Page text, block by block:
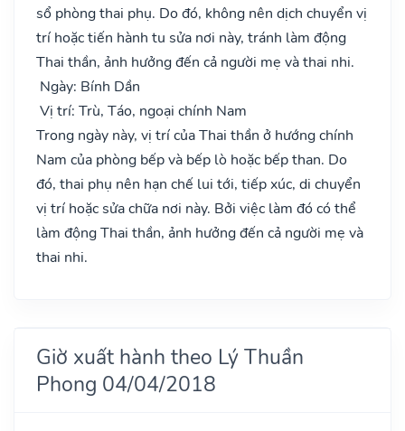
sổ phòng thai phụ. Do đó, không nên dịch chuyển vị
trí hoặc tiến hành tu sửa nơi này, tránh làm động
Thai thần, ảnh hưởng đến cả người mẹ và thai nhi.
Ngày: Bính Dần
Vị trí: Trù, Táo, ngoại chính Nam
Trong ngày này, vị trí của Thai thần ở hướng chính
Nam của phòng bếp và bếp lò hoặc bếp than. Do
đó, thai phụ nên hạn chế lui tới, tiếp xúc, di chuyển
vị trí hoặc sửa chữa nơi này. Bởi việc làm đó có thể
làm động Thai thần, ảnh hưởng đến cả người mẹ và
thai nhi.
Giờ xuất hành theo Lý Thuần
Phong 04/04/2018